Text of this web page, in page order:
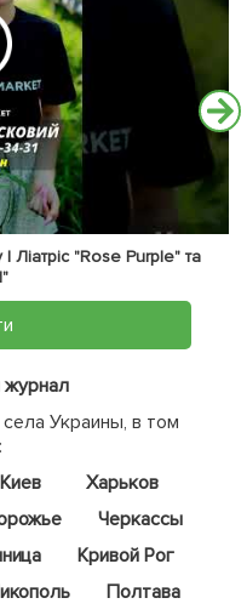
Ліатріс "Rose Purple" та
Украины, в том
Киев
Харьков
Черкассы
Кривой Рог
Полтава